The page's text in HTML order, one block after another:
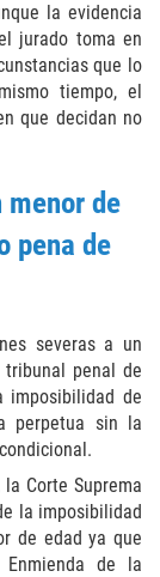
Pandillas
la evidencia
jurado toma en
que lo
tiempo, el
que decidan no
menor de
pena de
severas a un
penal de
imposibilidad de
perpetua sin la
la Corte Suprema
la imposibilidad
de edad ya que
de la